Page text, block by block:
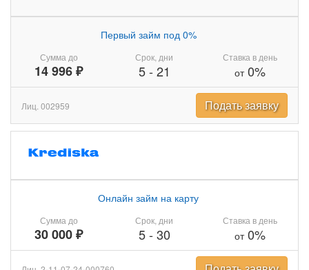
Сумма до
14 996 ₽
Первый займ под 0%
Срок, дни
5- 21
Ставка в день
от0%
Лиц. 002959 Подать заявку
Сумма до
30 000 ₽
Онлайн займ на карту
Срок, дни
5- 30
Ставка в день
от0%